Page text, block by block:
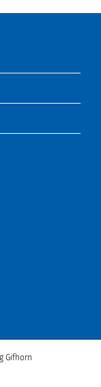
Gifhorn